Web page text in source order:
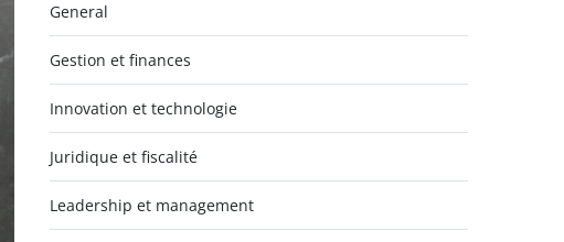
General
Gestion et finances
Innovation et technologie
Juridique et fiscalité
Leadership et management